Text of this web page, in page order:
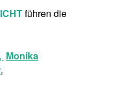
führen die
Monika
,